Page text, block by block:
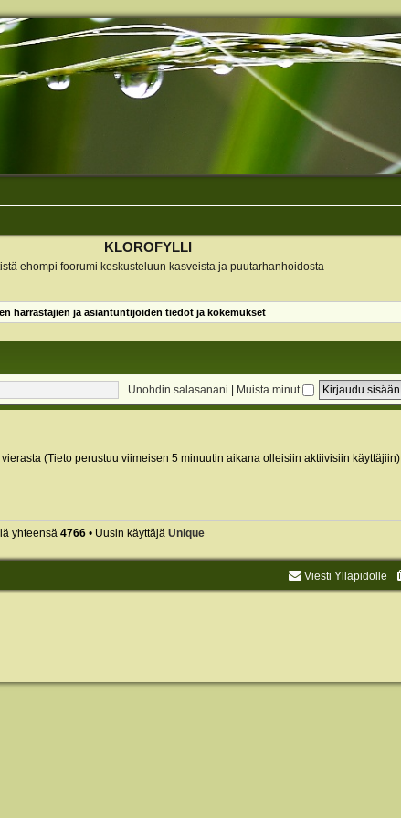
KLOROFYLLI
ehompi foorumi keskusteluun kasveista ja puutarhanhoidosta
harrastajien ja asiantuntijoiden tiedot ja kokemukset
Unohdin salasanani | Muista minut
(Tieto perustuu viimeisen 5 minuutin aikana olleisiin aktiivisiin käyttäjiin)
yhteensä 4766• Uusin käyttäjä Unique
Viesti Ylläpidolle